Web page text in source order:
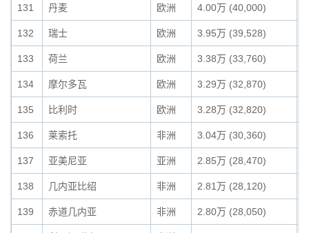
131 丹麦 欧洲 4.00万 (40,000)
132 瑞士 欧洲 3.95万 (39,528)
133 荷兰 欧洲 3.38万 (33,760)
134 摩尔多瓦 欧洲 3.29万 (32,870)
135 比利时 欧洲 3.28万 (32,820)
136 莱索托 非洲 3.04万 (30,360)
137 亚美尼亚 亚洲 2.85万 (28,470)
138 几内亚比绍 非洲 2.81万 (28,120)
139 赤道几内亚 非洲 2.80万 (28,050)